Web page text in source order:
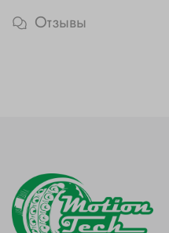
Отзывы